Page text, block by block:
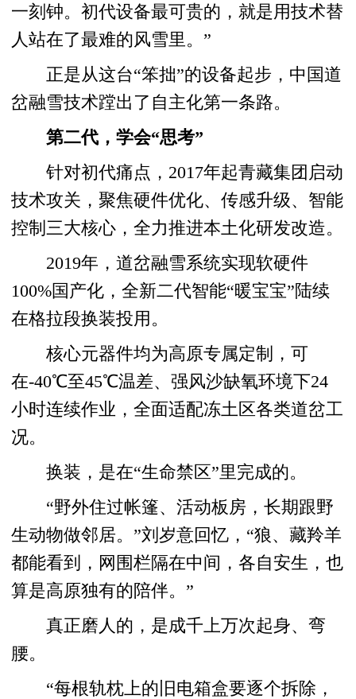
一刻钟。初代设备最可贵的，就是用技术替
人站在了最难的风雪里。”
正是从这台“笨拙”的设备起步，中国道
岔融雪技术蹚出了自主化第一条路。
第二代，学会“思考”
针对初代痛点，2017年起青藏集团启动
技术攻关，聚焦硬件优化、传感升级、智能
控制三大核心，全力推进本土化研发改造。
2019年，道岔融雪系统实现软硬件
100%国产化，全新二代智能“暖宝宝”陆续
在格拉段换装投用。
核心元器件均为高原专属定制，可
在-40℃至45℃温差、强风沙缺氧环境下24
小时连续作业，全面适配冻土区各类道岔工
况。
换装，是在“生命禁区”里完成的。
“野外住过帐篷、活动板房，长期跟野
生动物做邻居。”刘岁意回忆，“狼、藏羚羊
都能看到，网围栏隔在中间，各自安生，也
算是高原独有的陪伴。”
真正磨人的，是成千上万次起身、弯
腰。
“每根轨枕上的旧电箱盒要逐个拆除，